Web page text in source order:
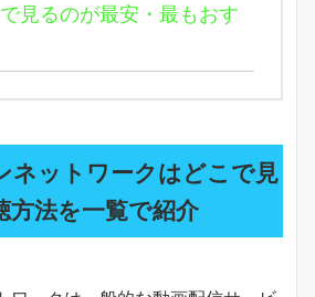
見るのが最安・最もおす
ネットワークはどこで見
方法を一覧で紹介